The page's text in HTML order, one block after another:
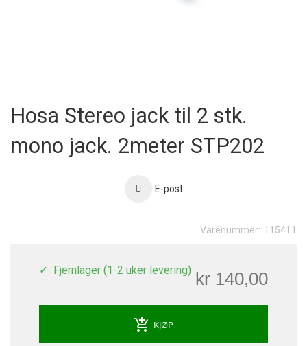
the
of
the
Hosa Stereo jack til 2 stk.
mono jack. 2meter STP202
E-post
Varenummer: 115411
kr 140,00
Fjernlager (1-2 uker levering)
add_shopping_cart KJØP